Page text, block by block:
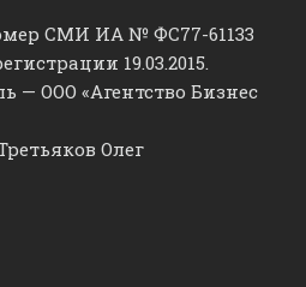
СМИ ИА № ФС77-61133
19.03.2015.
— ООО «Агентство Бизнес
Олег